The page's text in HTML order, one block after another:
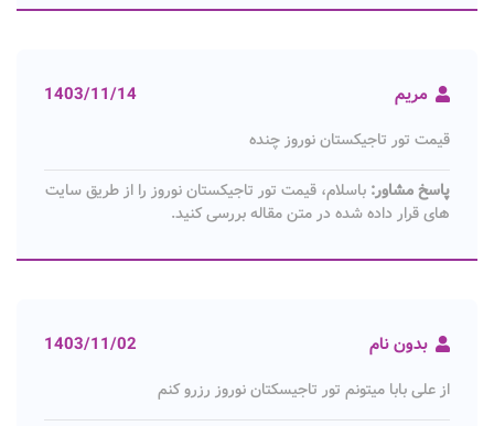
مریم 1403/11/14
قیمت تور تاجیکستان نوروز چنده
پاسخ مشاور: باسلام، قیمت تور تاجیکستان نوروز را از طریق سایت
های قرار داده شده در متن مقاله بررسی کنید.
بدون نام 1403/11/02
از علی بابا میتونم تور تاجیسکتان نوروز رزرو کنم